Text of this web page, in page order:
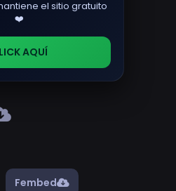
el sitio gratuito
❤️
AQUÍ
Fembed